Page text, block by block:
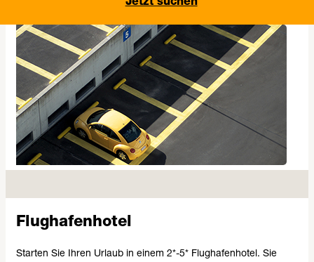
Jetzt suchen
Flughafenhotel
Starten Sie Ihren Urlaub in einem 2*-5* Flughafenhotel. Sie